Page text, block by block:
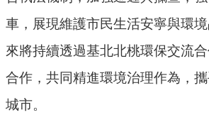
頁
網
站
導
覽
車，展現維護市民生活安寧與環
來將持續透過基北北桃環保交流
合作，共同精進環境治理作為，
城市。